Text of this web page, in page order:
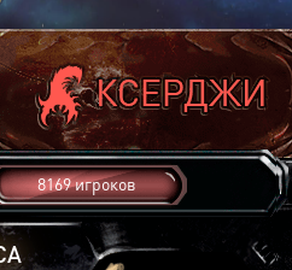
8169 игроков